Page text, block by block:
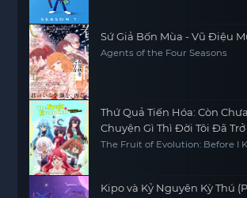
Sứ Giả Bốn Mùa - Vũ Điệu
Agents of the Four Seasons
Thứ Quả Tiến Hóa: Còn
Chuyện Gì Thì Đời Tôi Đã
The Fruit of Evolution: Before I
Kipo và Kỷ Nguyên Kỳ Thú